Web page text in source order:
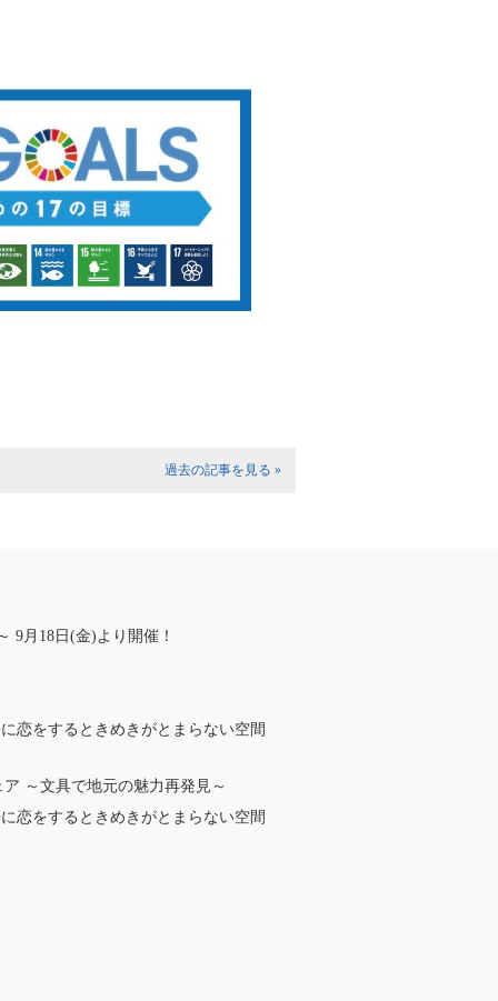
過去の記事を見る »
9月18日(金)より開催！
恋をするときめきがとまらない空間
～文具で地元の魅力再発見～
恋をするときめきがとまらない空間